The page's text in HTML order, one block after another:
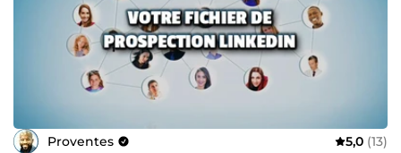
Proventes 5,0 (13)